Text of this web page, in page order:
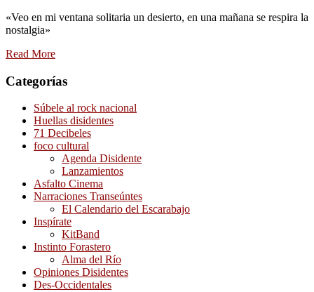
«Veo en mi ventana solitaria un desierto, en una mañana se respira la
nostalgia»
Read More
Categorías
Súbele al rock nacional
Huellas disidentes
71 Decibeles
foco cultural
Agenda Disidente
Lanzamientos
Asfalto Cinema
Narraciones Transeúntes
El Calendario del Escarabajo
Inspírate
KitBand
Instinto Forastero
Alma del Río
Opiniones Disidentes
Des-Occidentales